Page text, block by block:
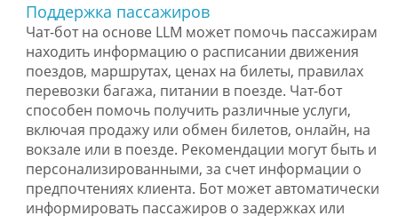
Поддержка пассажиров
Чат-бот на основе LLM может помочь пассажирам
находить информацию о расписании движения
поездов, маршрутах, ценах на билеты, правилах
перевозки багажа, питании в поезде. Чат-бот
способен помочь получить различные услуги,
включая продажу или обмен билетов, онлайн, на
вокзале или в поезде. Рекомендации могут быть и
персонализированными, за счет информации о
предпочтениях клиента. Бот может автоматически
информировать пассажиров о задержках или